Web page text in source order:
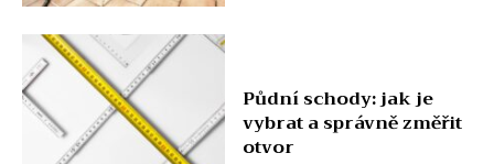
Půdní schody: jak je
vybrat a správně změřit
otvor